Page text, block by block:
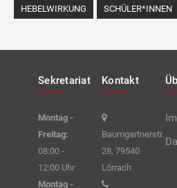
HEBELWIRKUNG SCHÜLER*INNEN
Sekretariat
Montag -
Freitag:
08:00 -
12:00 Uhr
Montag -
Kontakt
Baumgartnerstr.
28, 79540
Lörrach